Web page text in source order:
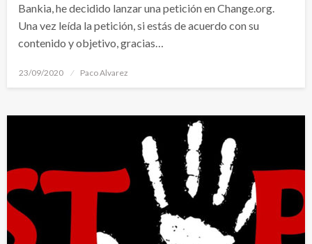
Bankia, he decidido lanzar una petición en Change.org.
Una vez leída la petición, si estás de acuerdo con su
contenido y objetivo, gracias…
Publicado
23/09/2020 Paco Alvarez